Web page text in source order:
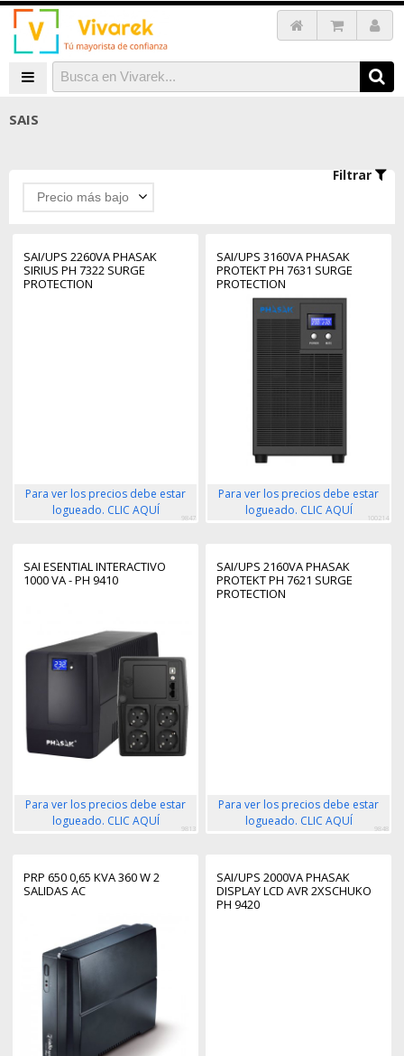
SAIS
Filtrar
Precio más bajo
SAI/UPS 2260VA PHASAK
SIRIUS PH 7322 SURGE
PROTECTION
Para ver los precios debe estar
logueado. CLIC AQUÍ
9847
SAI/UPS 3160VA PHASAK
PROTEKT PH 7631 SURGE
PROTECTION
Para ver los precios debe estar
logueado. CLIC AQUÍ
100214
SAI ESENTIAL INTERACTIVO
1000 VA - PH 9410
Para ver los precios debe estar
logueado. CLIC AQUÍ
9813
SAI/UPS 2160VA PHASAK
PROTEKT PH 7621 SURGE
PROTECTION
Para ver los precios debe estar
logueado. CLIC AQUÍ
9848
PRP 650 0,65 KVA 360 W 2
SALIDAS AC
SAI/UPS 2000VA PHASAK
DISPLAY LCD AVR 2XSCHUKO
PH 9420